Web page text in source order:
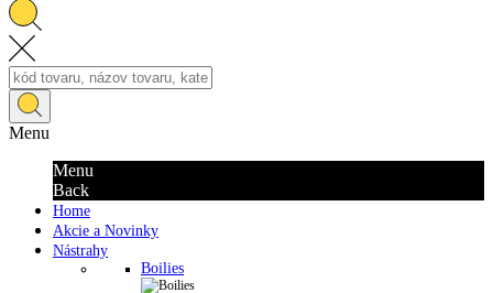
Menu
Menu
Back
Home
Akcie a Novinky
Nástrahy
Boilies